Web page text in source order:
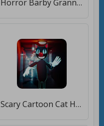
Horror Barby Granny V1.8 Scary Game Mod 2019 [Бесплатные покупки]
Scary Cartoon Cat Horror Game : Jumpscary SCP [Много монет]